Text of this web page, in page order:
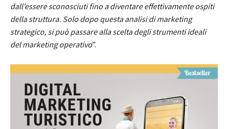
dall’essere sconosciuti fino a diventare effettivamente ospiti
della struttura. Solo dopo questa analisi di marketing
strategico, si può passare alla scelta degli strumenti ideali
del marketing operativo”.